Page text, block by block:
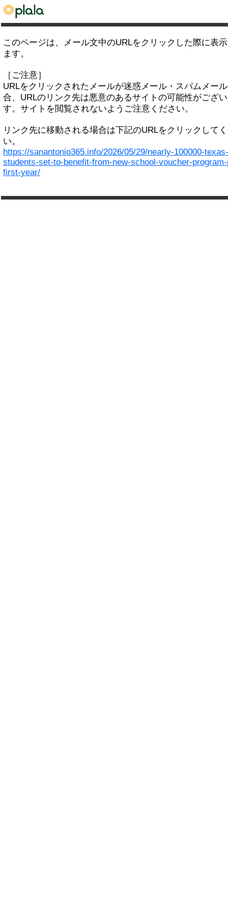
このページは、メール文中のURLをクリックした際に表
ます。
［ご注意］
URLをクリックされたメールが迷惑メール・スパムメー
合、URLのリンク先は悪意のあるサイトの可能性がござ
す。サイトを閲覧されないようご注意ください。
リンク先に移動される場合は下記のURLをクリックして
い。
https://sanantonio365.info/2026/05/29/nearly-100000-texas-
students-set-to-benefit-from-new-school-voucher-
first-year/